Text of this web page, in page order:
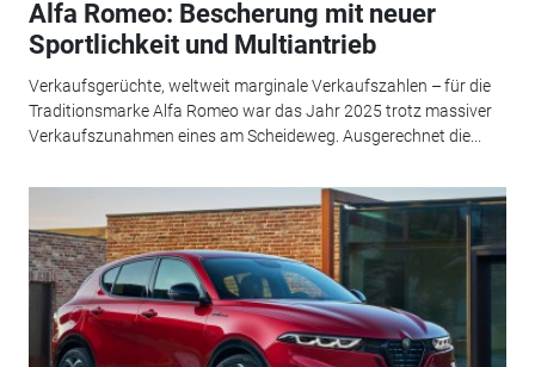
Alfa Romeo: Bescherung mit neuer
Sportlichkeit und Multiantrieb
Verkaufsgerüchte, weltweit marginale Verkaufszahlen – für die
Traditionsmarke Alfa Romeo war das Jahr 2025 trotz massiver
Verkaufszunahmen eines am Scheideweg. Ausgerechnet die...